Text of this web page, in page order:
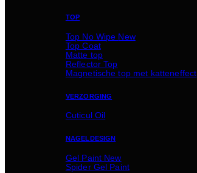
TOP
Top No Wipe
Top Coat
Matte top
Reflector Top
Magnetische top met katteneffect
VERZORGING
Cuticul Oil
NAGELDESIGN
Gel Paint
Spider Gel Paint